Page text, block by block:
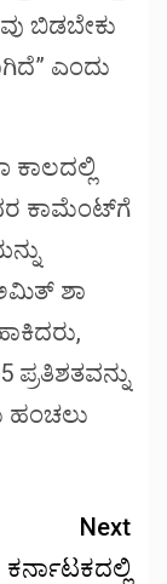
ಬಿಡಬೇಕು
ಎಂದು
ಕಾಲದಲ್ಲಿ
ಕಾಮೆಂಟ್‌ಗೆ
ಶಾ
ಪ್ರತಿಶತವನ್ನು
ಹಂಚಲು
Next
ಕರ್ನಾಟಕದಲ್ಲಿ